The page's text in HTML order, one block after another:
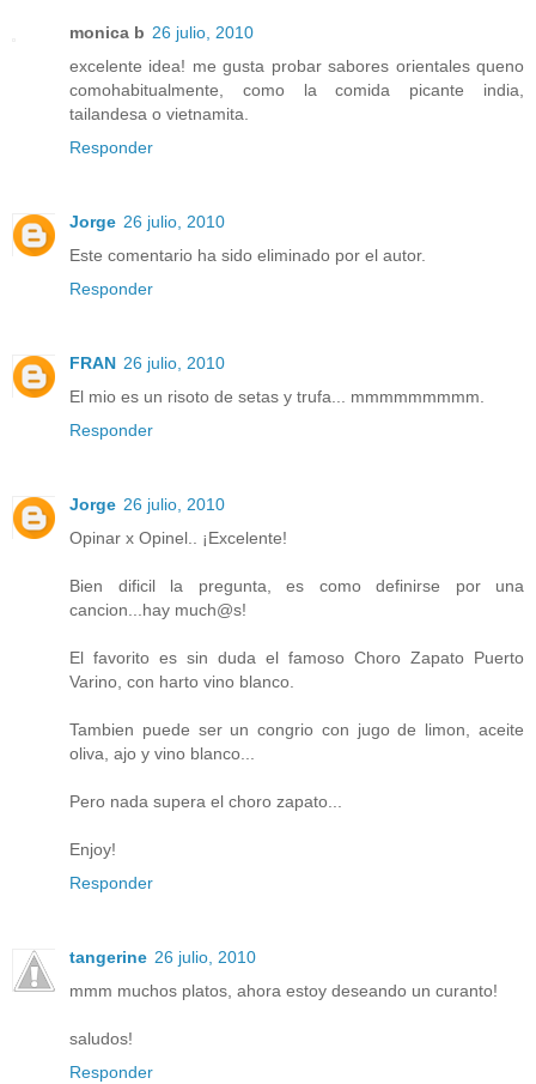
monica b 26 julio, 2010
excelente idea! me gusta probar sabores orientales queno
comohabitualmente, como la comida picante india,
tailandesa o vietnamita.
Responder
Jorge 26 julio, 2010
Este comentario ha sido eliminado por el autor.
Responder
FRAN 26 julio, 2010
El mio es un risoto de setas y trufa... mmmmmmmmm.
Responder
Jorge 26 julio, 2010
Opinar x Opinel.. ¡Excelente!
Bien dificil la pregunta, es como definirse por una
cancion...hay much@s!
El favorito es sin duda el famoso Choro Zapato Puerto
Varino, con harto vino blanco.
Tambien puede ser un congrio con jugo de limon, aceite
oliva, ajo y vino blanco...
Pero nada supera el choro zapato...
Enjoy!
Responder
tangerine 26 julio, 2010
mmm muchos platos, ahora estoy deseando un curanto!
saludos!
Responder